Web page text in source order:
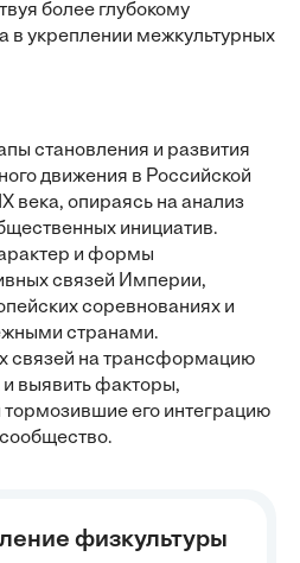
более глубокому
в укреплении межкультурных
становления и развития
движения в Российской
века, опираясь на анализ
инициатив.
и формы
связей Империи,
соревнованиях и
странами.
связей на трансформацию
и выявить факторы,
его интеграцию
физкультуры